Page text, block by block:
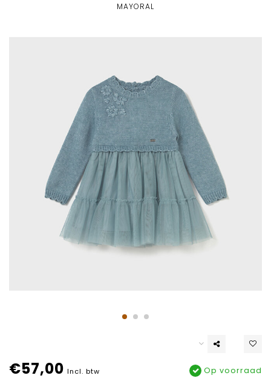
MAYORAL
€57,00 Incl. btw Op voorraad